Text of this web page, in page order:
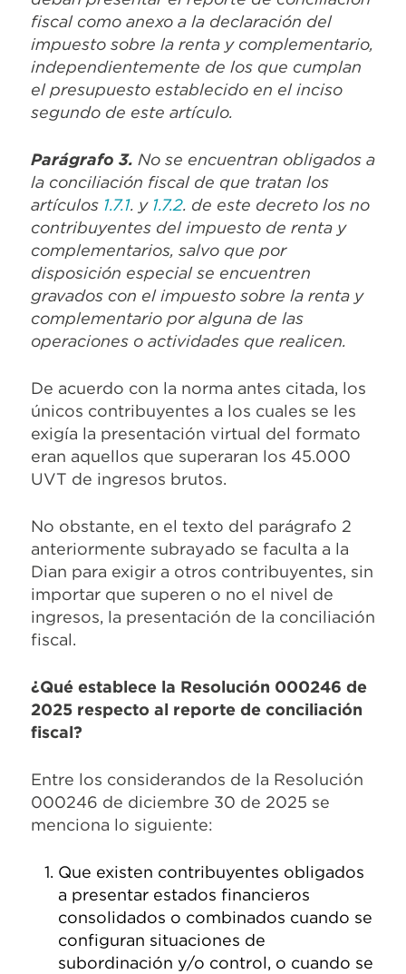
fiscal como anexo a la declaración del
impuesto sobre la renta y complementario,
independientemente de los que cumplan
el presupuesto establecido en el inciso
segundo de este artículo.
Parágrafo 3. No se encuentran obligados a
la conciliación fiscal de que tratan los
artículos 1.7.1. y 1.7.2. de este decreto los no
contribuyentes del impuesto de renta y
complementarios, salvo que por
disposición especial se encuentren
gravados con el impuesto sobre la renta y
complementario por alguna de las
operaciones o actividades que realicen.
De acuerdo con la norma antes citada, los
únicos contribuyentes a los cuales se les
exigía la presentación virtual del formato
eran aquellos que superaran los 45.000
UVT de ingresos brutos.
No obstante, en el texto del parágrafo 2
anteriormente subrayado se faculta a la
Dian para exigir a otros contribuyentes, sin
importar que superen o no el nivel de
ingresos, la presentación de la conciliación
fiscal.
¿Qué establece la Resolución 000246 de
2025 respecto al reporte de conciliación
fiscal?
Entre los considerandos de la Resolución
000246 de diciembre 30 de 2025 se
menciona lo siguiente:
Que existen contribuyentes obligados
a presentar estados financieros
consolidados o combinados cuando se
configuran situaciones de
subordinación y/o control, o cuando se